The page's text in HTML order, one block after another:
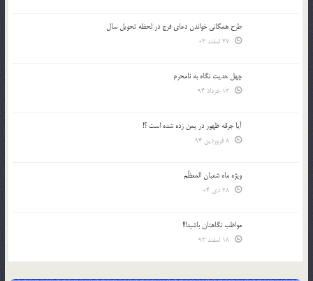
طرح همگانی خواندن دعای فرج در لحظه تحویل سال
چهل حدیث نگاه به نامحرم
آیا جرقه ظهور در یمن زده شده است ؟!
ویژه ماه شعبان المعظّم
مواظب نگاهتان باشید!!!